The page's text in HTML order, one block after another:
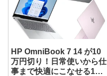
HP OmniBook 7 14 が10
万円切り！日常使いから仕
事まで快適にこなせる14